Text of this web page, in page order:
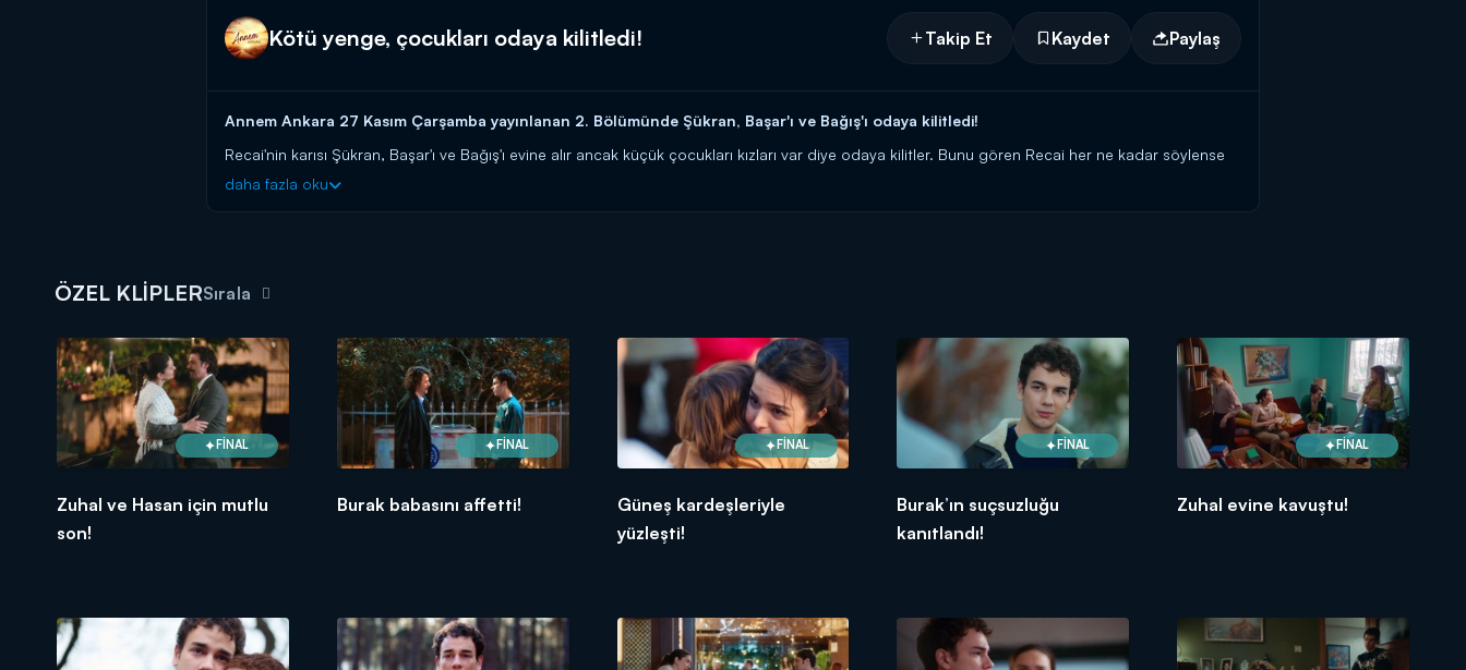
Kötü yenge, çocukları odaya kilitledi! Takip Et Kaydet Paylaş
Annem Ankara 27 Kasım Çarşamba yayınlanan 2. Bölümünde Şükran, Başar'ı ve Bağış'ı odaya kilitledi!
Recai'nin karısı Şükran, Başar'ı ve Bağış'ı evine alır ancak küçük çocukları kızları var diye odaya kilitler. Bunu gören Recai her ne kadar söylense
de duruma engel olamaz.
daha fazla oku
ÖZEL KLİPLERSırala
FİNAL
Zuhal ve Hasan için mutlu
son!
FİNAL
Burak babasını affetti!
FİNAL
Güneş kardeşleriyle
yüzleşti!
FİNAL
Burak’ın suçsuzluğu
kanıtlandı!
FİNAL
Zuhal evine kavuştu!